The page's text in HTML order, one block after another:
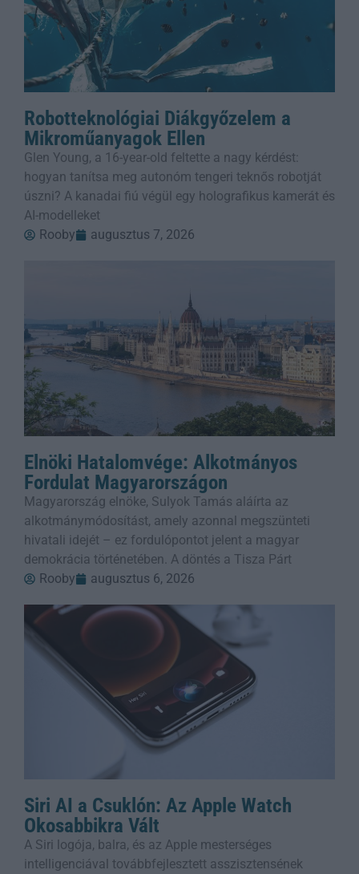
Robotteknológiai Diákgyőzelem a
Mikroműanyagok Ellen
Glen Young, a 16-year-old feltette a nagy kérdést:
hogyan tanítsa meg autonóm tengeri teknős robotját
úszni? A kanadai fiú végül egy holografikus kamerát és
AI-modelleket
Rooby
augusztus 7, 2026
Elnöki Hatalomvége: Alkotmányos
Fordulat Magyarországon
Magyarország elnöke, Sulyok Tamás aláírta az
alkotmánymódosítást, amely azonnal megszünteti
hivatali idejét – ez fordulópontot jelent a magyar
demokrácia történetében. A döntés a Tisza Párt
Rooby
augusztus 6, 2026
Siri AI a Csuklón: Az Apple Watch
Okosabbikra Vált
A Siri logója, balra, és az Apple mesterséges
intelligenciával továbbfejlesztett asszisztensének